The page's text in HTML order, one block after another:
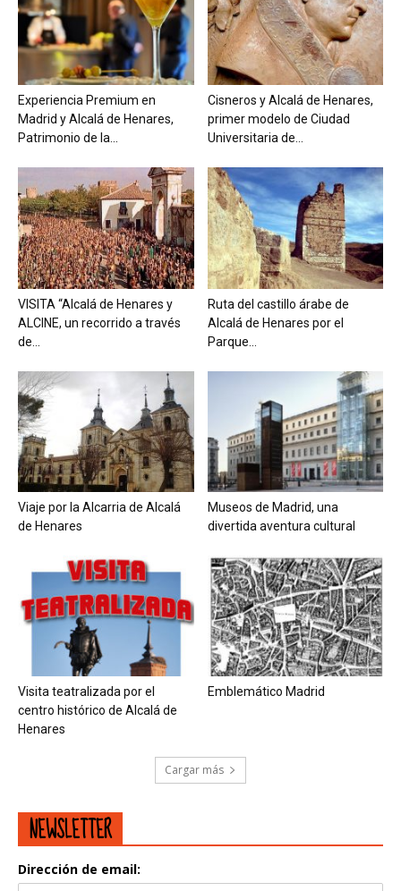
Experiencia Premium en
Madrid y Alcalá de Henares,
Patrimonio de la...
Cisneros y Alcalá de Henares,
primer modelo de Ciudad
Universitaria de...
VISITA “Alcalá de Henares y
ALCINE, un recorrido a través
de...
Ruta del castillo árabe de
Alcalá de Henares por el
Parque...
Viaje por la Alcarria de Alcalá
de Henares
Museos de Madrid, una
divertida aventura cultural
Visita teatralizada por el
centro histórico de Alcalá de
Henares
Emblemático Madrid
Cargar más
NEWSLETTER
Dirección de email: